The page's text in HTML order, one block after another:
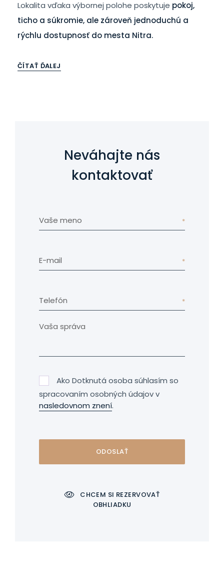
Lokalita vďaka výbornej polohe poskytuje pokoj,
ticho a súkromie, ale zároveň jednoduchú a
rýchlu dostupnosť do mesta Nitra.
ČÍTAŤ ĎALEJ
Neváhajte nás
kontaktovať
Vaše meno
E-mail
Telefón
Ako Dotknutá osoba súhlasím so
spracovaním osobných údajov v
nasledovnom znení.
ODOSLAŤ
CHCEM SI REZERVOVAŤ
OBHLIADKU